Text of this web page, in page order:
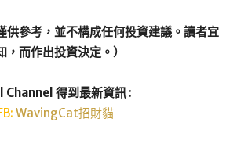
供參考，並不構成任何投資建議。讀者宜
而作出投資決定。）
得到最新資訊 :
WavingCat招財貓